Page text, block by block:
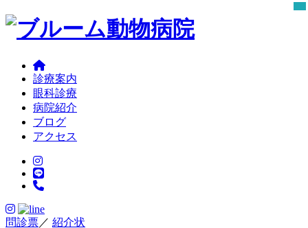
診療案内
眼科診療
病院紹介
ブログ
アクセス
問診票／ 紹介状